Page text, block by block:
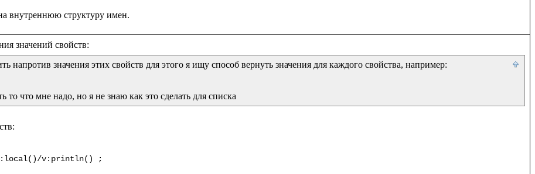
напротив значения этих свойств для этого я ищу способ вернуть значения для каждого свойства, например:
то что мне надо, но я не знаю как это сделать для списка